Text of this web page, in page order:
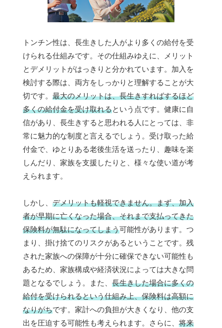
トンチン性は、長生きした人がより多くの給付を受
けられる仕組みです。その仕組みゆえに、メリット
とデメリットがはっきりと分かれています。加入を
検討する際は、両方をしっかりと理解することが大
切です。 最大のメリットは、長生きすればするほど
多くの給付金を受け取れるという点です。健康に自
信があり、長生きすると思われる人にとっては、非
常に魅力的な制度と言えるでしょう。受け取った給
付金で、ゆとりある老後生活を送ったり、趣味を楽
しんだり、家族を支援したりと、様々な使い道が考
えられます。
しかし、 デメリットも軽視できません。まず、加入
者が早期に亡くなった場合、それまで支払ってきた
保険料が無駄になってしまう可能性があります。つ
まり、掛け捨てのリスクがあるということです。残
された家族への保障が十分に確保できない可能性も
あるため、家族構成や経済状況によっては大きな問
題となるでしょう。また、 長生きした場合に多くの
給付を受けられるという仕組み上、保険料は高額に
なりがちです。家計への負担が大きくなり、他の支
出を圧迫する可能性も考えられます。さらに、 将来